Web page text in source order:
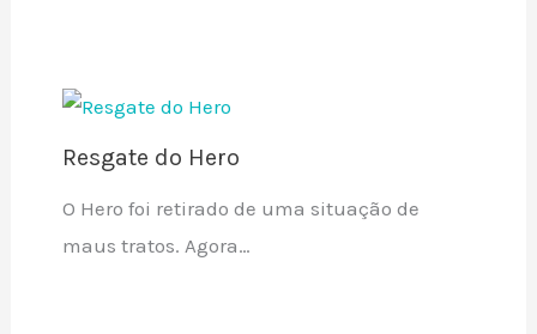
Resgate do Hero
O Hero foi retirado de uma situação de
maus tratos. Agora…